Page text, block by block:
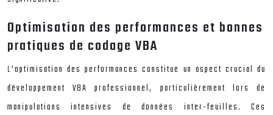
Optimisation des performances et bonnes
pratiques de codage VBA
L’optimisation des performances constitue un aspect crucial du
développement VBA professionnel, particulièrement lors de
manipulations intensives de données inter-feuilles. Ces